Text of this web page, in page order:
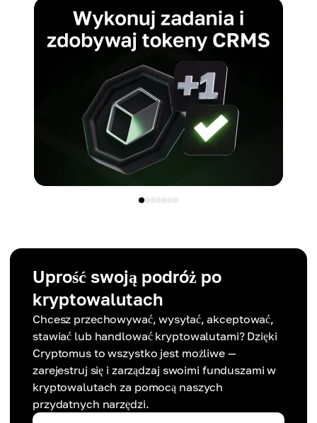
Uprość swoją podróż po
kryptowalutach
Chcesz przechowywać, wysyłać, akceptować,
stawiać lub handlować kryptowalutami? Dzięki
Cryptomus to wszystko jest możliwe —
zarejestruj się i zarządzaj swoimi funduszami w
kryptowalutach za pomocą naszych
przydatnych narzędzi.